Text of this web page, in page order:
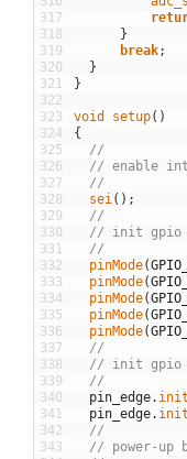
317
318
319
320
321
322
323
324
325
326
327
328
329
330
331
332
333
334
335
336
337
338
339
340
341
342
343
}
break;
}
}
void setup( )
{
//
// enable
//
sei ( ) ;
//
// init gpio
//
pinMode(
pinMode(
pinMode(
pinMode(
pinMode(
//
// init gpio
//
pin_edge. init
pin_edge. init
//
// power-up